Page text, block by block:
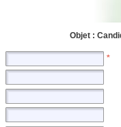
Objet :
*